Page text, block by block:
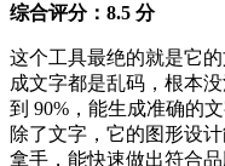
综合评分：8.5 分
这个工具最绝的就是它
成文字都是乱码，根本
到 90%，能生成准确的
除了文字，它的图形设
拿手，能快速做出符合品